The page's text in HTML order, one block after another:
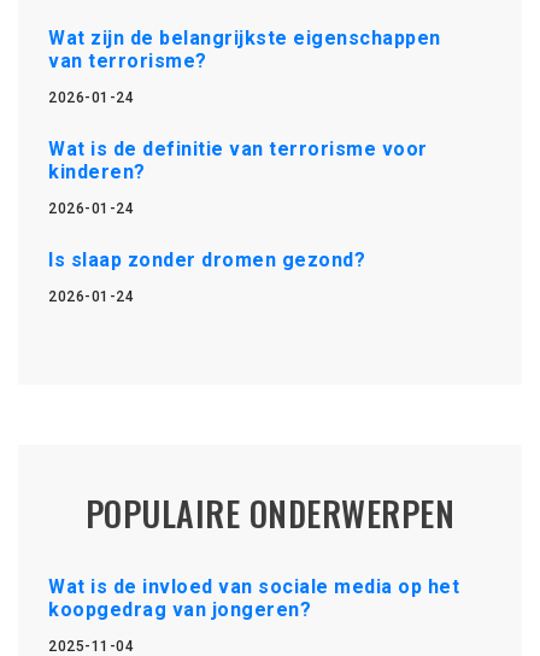
Wat zijn de belangrijkste eigenschappen
van terrorisme?
2026-01-24
Wat is de definitie van terrorisme voor
kinderen?
2026-01-24
Is slaap zonder dromen gezond?
2026-01-24
POPULAIRE ONDERWERPEN
Wat is de invloed van sociale media op het
koopgedrag van jongeren?
2025-11-04